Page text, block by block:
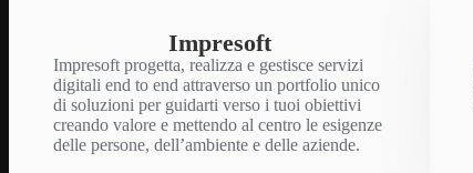
Impresoft
Impresoft progetta, realizza e gestisce servizi
digitali end to end attraverso un portfolio unico
di soluzioni per guidarti verso i tuoi obiettivi
creando valore e mettendo al centro le esigenze
delle persone, dell’ambiente e delle aziende.